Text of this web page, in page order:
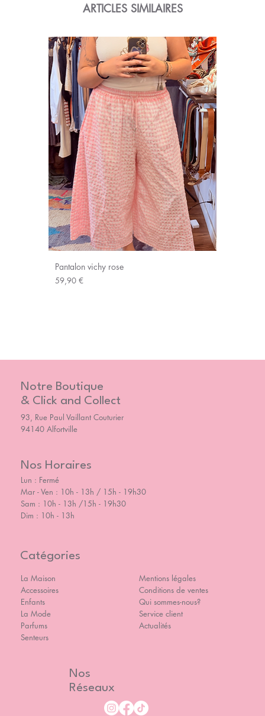
ARTICLES SIMILAIRES
Pantalon vichy rose
Prix
59,90 €
Notre Boutique
& Click and Collect
93, Rue Paul Vaillant Couturier
94140 Alfortville
Nos Horaires
Lun : Fermé
Mar - Ven : 10h - 13h / 15h - 19h30
Sam : 10h - 13h /15h - 19h30
Dim : 10h - 13h
Catégories
La Maison
Accessoires
Enfants
La Mode
Parfums
Senteurs
Mentions légales
Conditions de ventes
Qui sommes-nous?
Service client
Actualités
Nos
Réseaux